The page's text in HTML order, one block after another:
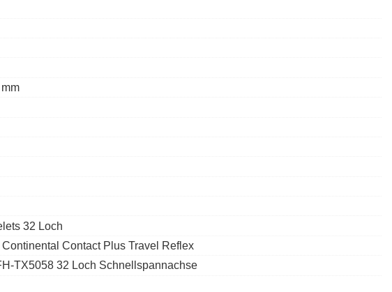
32 Loch
Contact Plus Travel Reflex
TX5058 32 Loch Schnellspannachse